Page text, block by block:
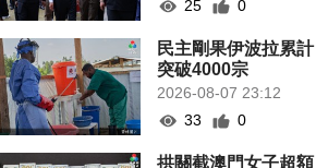
25
0
民主剛果伊波拉累計
突破4000宗
2026-08-07 23:12
33
0
拱關截澳門女子超額